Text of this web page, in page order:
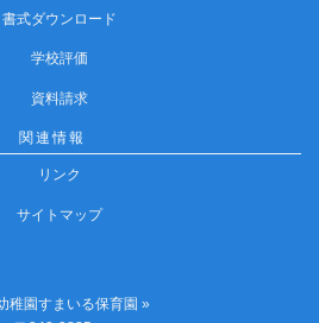
書式ダウンロード
学校評価
資料請求
関連情報
リンク
サイトマップ
稚園すまいる保育園 »